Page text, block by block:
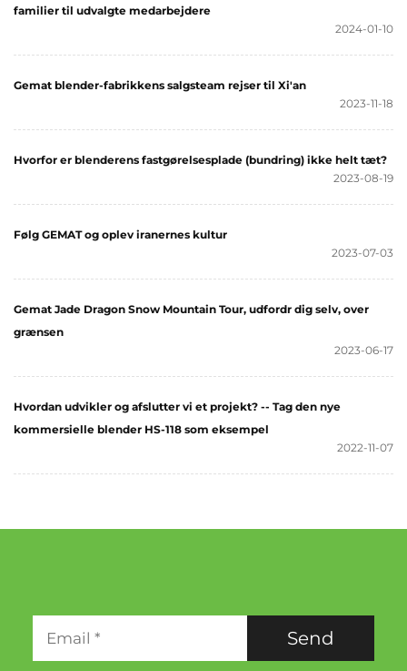
familier til udvalgte medarbejdere
2024-01-10
Gemat blender-fabrikkens salgsteam rejser til Xi'an
2023-11-18
Hvorfor er blenderens fastgørelsesplade (bundring) ikke helt tæt?
2023-08-19
Følg GEMAT og oplev iranernes kultur
2023-07-03
Gemat Jade Dragon Snow Mountain Tour, udfordr dig selv, over
grænsen
2023-06-17
Hvordan udvikler og afslutter vi et projekt? -- Tag den nye
kommersielle blender HS-118 som eksempel
2022-11-07
Send